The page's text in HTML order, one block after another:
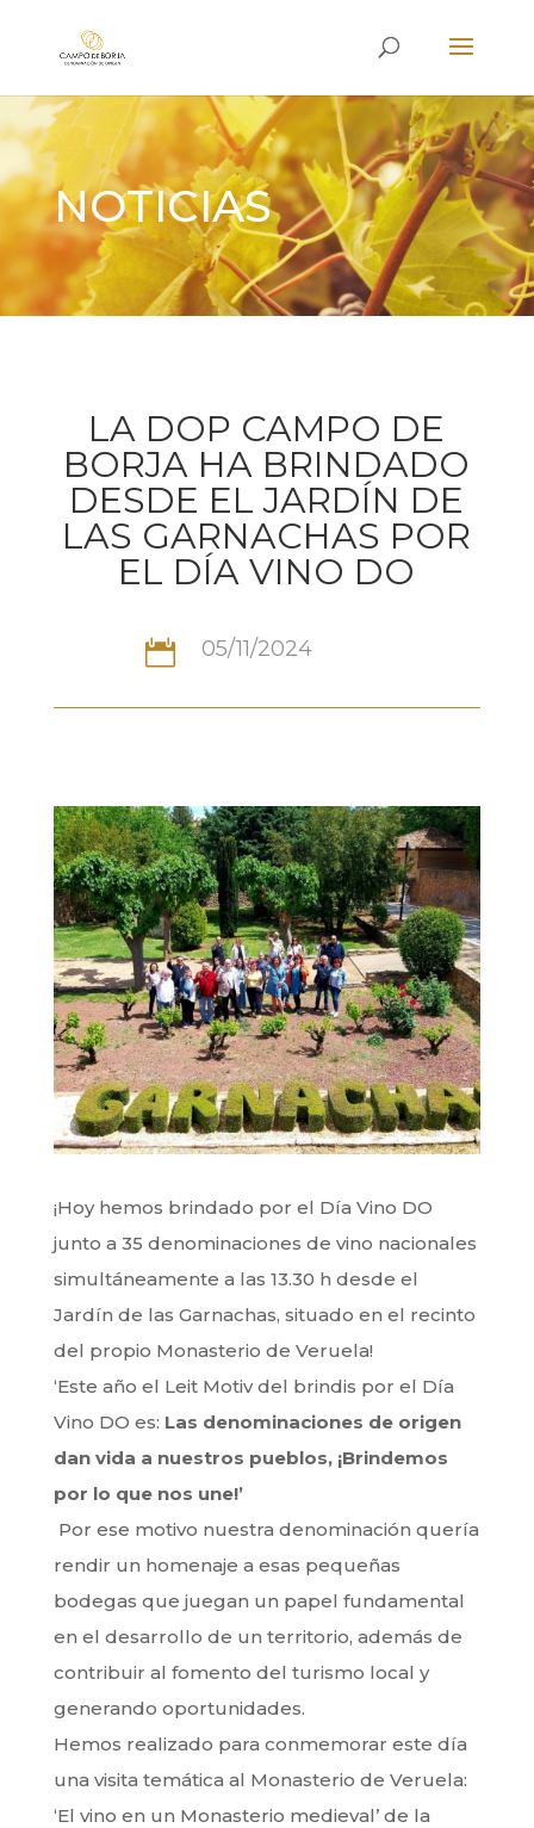
NOTICIAS
LA DOP CAMPO DE
BORJA HA BRINDADO
DESDE EL JARDÍN DE
LAS GARNACHAS POR
EL DÍA VINO DO
 05/11/2024
¡Hoy hemos brindado por el Día Vino DO
junto a 35 denominaciones de vino nacionales
simultáneamente a las 13.30 h desde el
Jardín de las Garnachas, situado en el recinto
del propio Monasterio de Veruela!
‘Este año el Leit Motiv del brindis por el Día
Vino DO es: Las denominaciones de origen
dan vida a nuestros pueblos, ¡Brindemos
por lo que nos une!’
Por ese motivo nuestra denominación quería
rendir un homenaje a esas pequeñas
bodegas que juegan un papel fundamental
en el desarrollo de un territorio, además de
contribuir al fomento del turismo local y
generando oportunidades.
Hemos realizado para conmemorar este día
una visita temática al Monasterio de Veruela:
‘El vino en un Monasterio medieval’ de la